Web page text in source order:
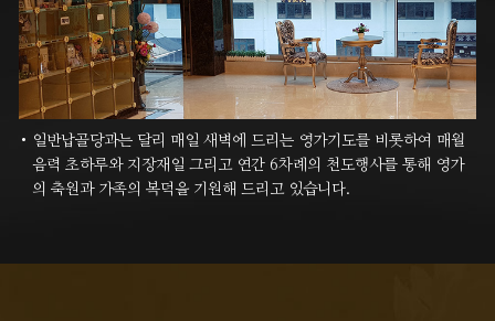
일반납골당과는 달리 매일 새벽에 드리는 영가기도를 비롯하여 매월
음력 초하루와 지장재일 그리고 연간 6차례의 천도행사를 통해 영가
의 축원과 가족의 복덕을 기원해 드리고 있습니다.